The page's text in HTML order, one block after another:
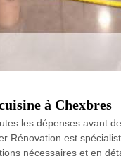
à Chexbres
les dépenses avant
Rénovation est
nécessaires et en